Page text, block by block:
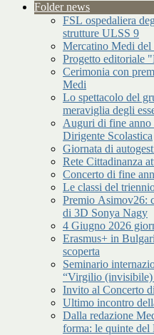
Folder news
FSL ospedaliera
strutture ULSS 9
Mercatino Medi del
Progetto editoriale
Cerimonia con
Medi
Lo spettacolo del
meraviglia degli
Auguri di fine anno
Dirigente Scolastica
Giornata di
Rete Cittadinanza
Concerto di fine
Le classi del
Premio Asimov26:
di 3D Sonya Nagy
4 Giugno 2026
Erasmus+ in
scoperta
Seminario
“Virgilio (invisibile)
Invito al Concerto
Ultimo incontro
Dalla redazione
forma: le quinte